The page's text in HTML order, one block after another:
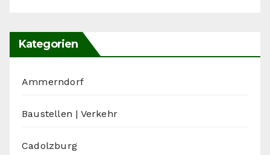
Kategorien
Ammerndorf
Baustellen | Verkehr
Cadolzburg